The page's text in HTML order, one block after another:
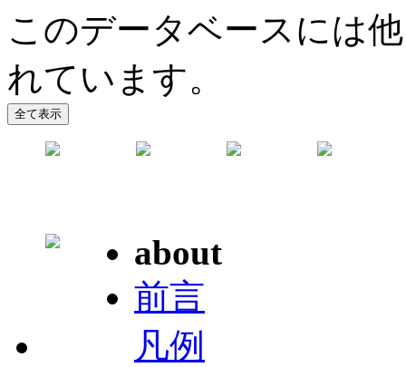
このデータベースには
れています。
about
前言
凡例